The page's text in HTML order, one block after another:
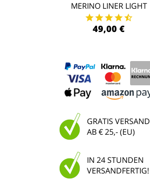
MERINO LINER LIGHT
49,00 €
GRATIS VERSAND
AB € 25,- (EU)
IN 24 STUNDEN
VERSANDFERTIG!